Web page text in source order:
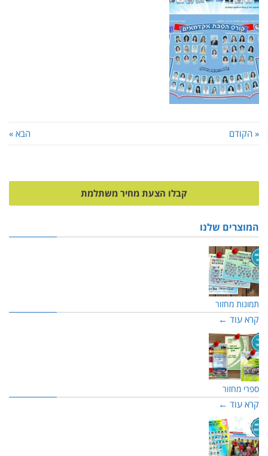
« הקודם הבא »
קבלו הצעת מחיר משתלמת
המוצרים שלנו
תמונות מחזור
קרא עוד ←
ספרי מחזור
קרא עוד ←